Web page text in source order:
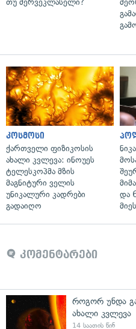
თუ მერვეკლასელი?
კოსმოსი
ქართველი ფიზიკოსის
ახალი კვლევა: ინოუეს
ტელესკოპმა მზის
მაგნიტური ველის
უნიკალური კადრები
გადაიღო
და
კომენტარები
როგორ უნდა
ახალი კვლევა
14 საათის წინ